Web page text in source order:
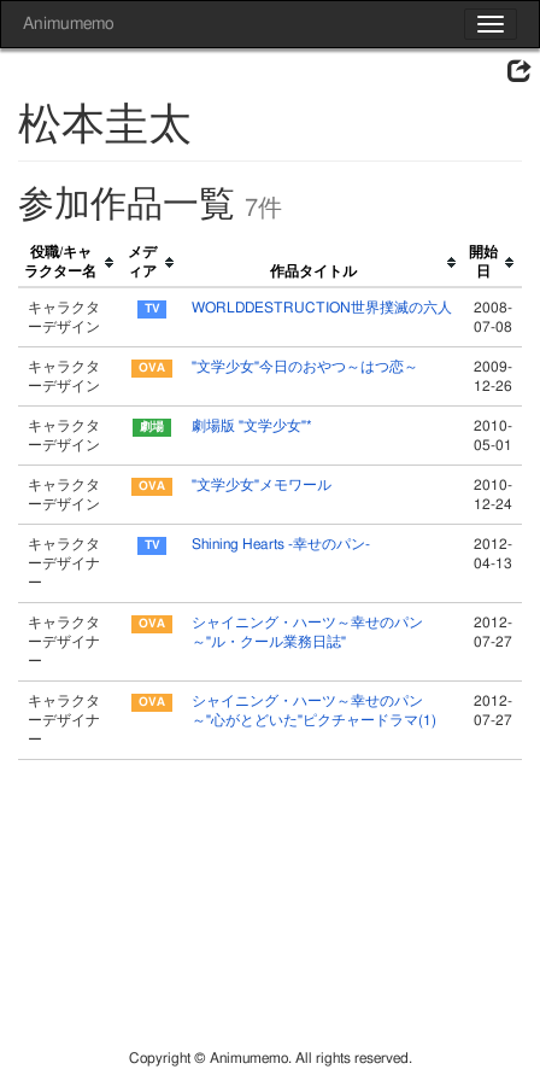
Toggle
Animumemo
松本圭太
参加作品一覧 7件
役職/キャ
ラクター名
メデ
ィア
作品タイトル
開始
日
キャラクタ
ーデザイン
WORLDDESTRUCTION世界撲滅の六人
2008-
07-08
キャラクタ
ーデザイン
"文学少女"今日のおやつ～はつ恋～
2009-
12-26
キャラクタ
ーデザイン
劇場版 "文学少女"*
2010-
05-01
キャラクタ
ーデザイン
"文学少女"メモワール
2010-
12-24
キャラクタ
ーデザイナ
ー
Shining Hearts -幸せのパン-
2012-
04-13
キャラクタ
ーデザイナ
ー
シャイニング・ハーツ～幸せのパン
～"ル・クール業務日誌"
2012-
07-27
キャラクタ
ーデザイナ
ー
シャイニング・ハーツ～幸せのパン
～"心がとどいた"ピクチャードラマ(1)
2012-
07-27
Copyright © Animumemo. All rights reserved.